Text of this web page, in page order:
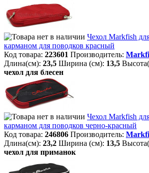
Чехол Markfish
карманом для поводков красный
Код товара: 223601 Производитель:
Длина(см): 23,5 Ширина (см): 13,5
чехол для блесен
Чехол Markfish
карманом для поводков черно-красный
Код товара: 246806 Производитель:
Длина(см): 23,2 Ширина (см): 13,5
чехол для приманок